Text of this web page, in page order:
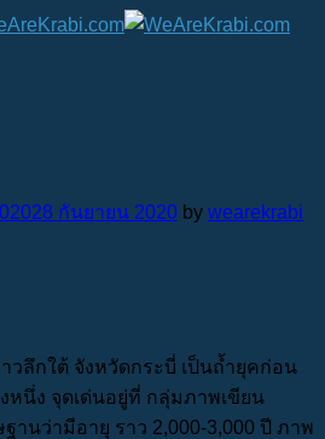
28 กันยายน 2020 by wearekrabi
วลึกใต้ จังหวัดกระบี่ เป็นถ้ำยุคก่อน
นึ่ง จุดเด่นอยู่ที่ กลุ่มภาพเขียน
นว่ามีอายุ ราว 2,000-3,000 ปี ภาพ